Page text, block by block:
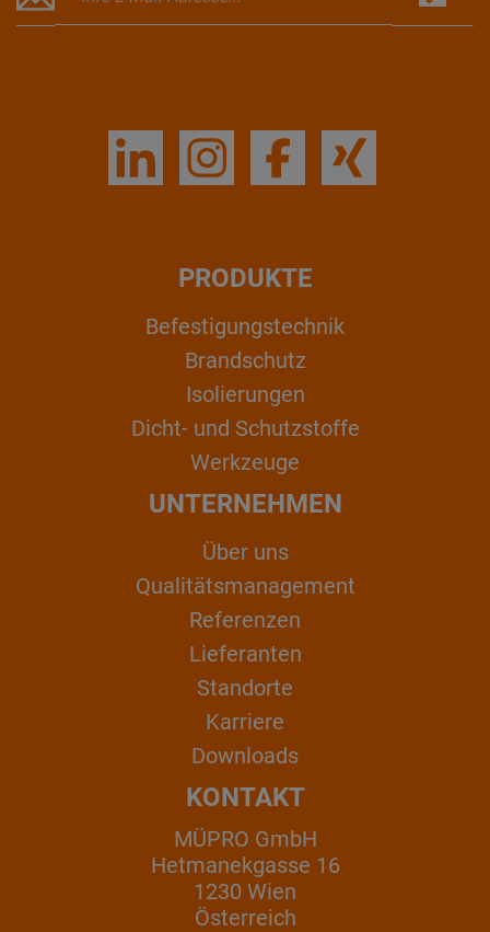
PRODUKTE
Befestigungstechnik
Brandschutz
Isolierungen
Dicht- und Schutzstoffe
Werkzeuge
UNTERNEHMEN
Über uns
Qualitätsmanagement
Referenzen
Lieferanten
Standorte
Karriere
Downloads
KONTAKT
MÜPRO GmbH
Hetmanekgasse 16
1230 Wien
Österreich